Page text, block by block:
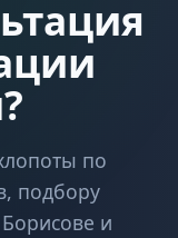
по
подбору
и